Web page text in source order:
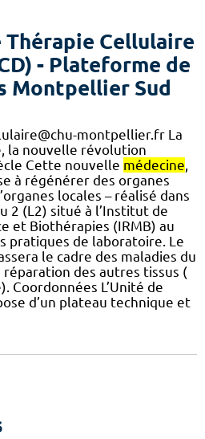
Cellulaire
- Plateforme de
Montpellier Sud
montpellier.fr La
la nouvelle révolution
Cette nouvelle médecine,
à régénérer des organes
locales – réalisé dans
2 (L2) situé à l’Institut de
et Biothérapies (IRMB) au
pratiques de laboratoire. Le
le cadre des maladies du
réparation des autres tissus (
Coordonnées L’Unité de
d’un plateau technique et